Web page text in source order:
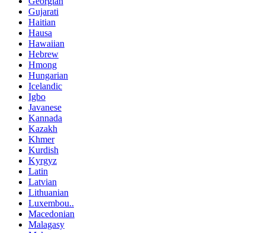
Gujarati
Haitian
Hausa
Hawaiian
Hebrew
Hmong
Hungarian
Icelandic
Igbo
Javanese
Kannada
Kazakh
Khmer
Kurdish
Kyrgyz
Latin
Latvian
Lithuanian
Luxembou..
Macedonian
Malagasy